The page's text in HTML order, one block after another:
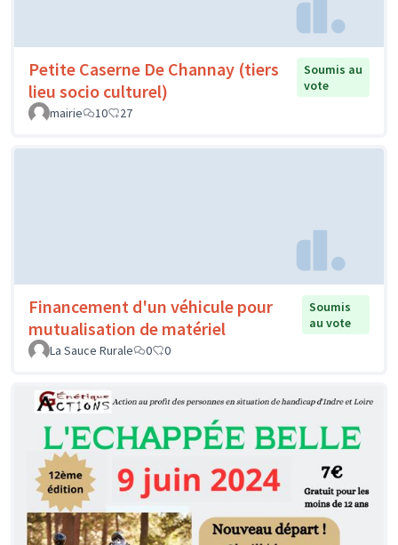
Petite Caserne De Channay (tiers
lieu socio culturel)
Soumis au
vote
mairie
10 27
Financement d'un véhicule pour
mutualisation de matériel
Soumis
au vote
La Sauce Rurale
0 0